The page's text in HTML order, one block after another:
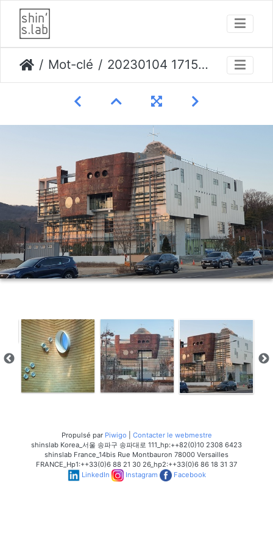
Mot-clé 20230104 171542 opti
Propulsé par Piwigo
Contacter le webmestre
shinslab Korea_서울 송파구 송파대로 111_hp:++82(0)10 2308 6423
shinslab France_14bis Rue Montbauron 78000 Versailles
FRANCE_Hp1:++33(0)6 88 21 30 26_hp2:++33(0)6 86 18 31 37
LinkedIn
Instagram Facebook